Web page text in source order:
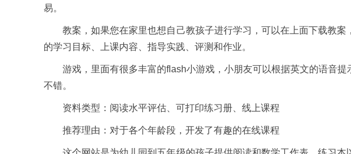
易。
教案，如果您在家里也想自己教孩子进行学习，可以在上面下载教案
的学习目标、上课内容、指导实践、评测和作业。
游戏，里面有很多丰富的flash小游戏，小朋友可以根据英文的语音提
不错。
资料类型：阅读水平评估、可打印练习册、线上课程
推荐理由：对于各个年龄段，开发了有趣的在线课程